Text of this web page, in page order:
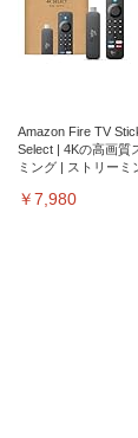
Amazon Fire TV
Select | 4Kの高画質
ミング | ストリーミ
￥7,980